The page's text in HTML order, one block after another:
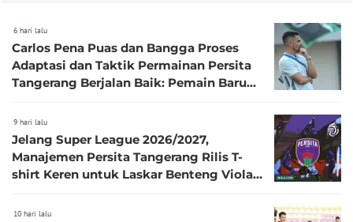
6 hari lalu
Carlos Pena Puas dan Bangga Proses
Adaptasi dan Taktik Permainan Persita
Tangerang Berjalan Baik: Pemain Baru
9 hari lalu
Jelang Super League 2026/2027,
Manajemen Persita Tangerang Rilis T-
shirt Keren untuk Laskar Benteng Viola:
10 hari lalu